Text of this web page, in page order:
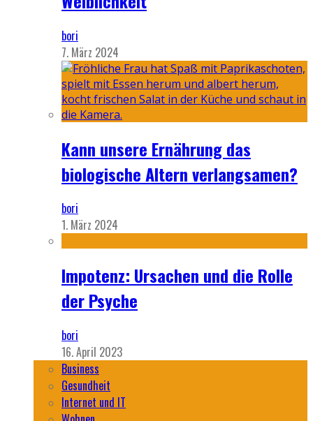
bori
7. März 2024
Kann unsere Ernährung das
biologische Altern verlangsamen?
bori
1. März 2024
Impotenz: Ursachen und die Rolle
der Psyche
bori
16. April 2023
Business
Gesundheit
Internet und IT